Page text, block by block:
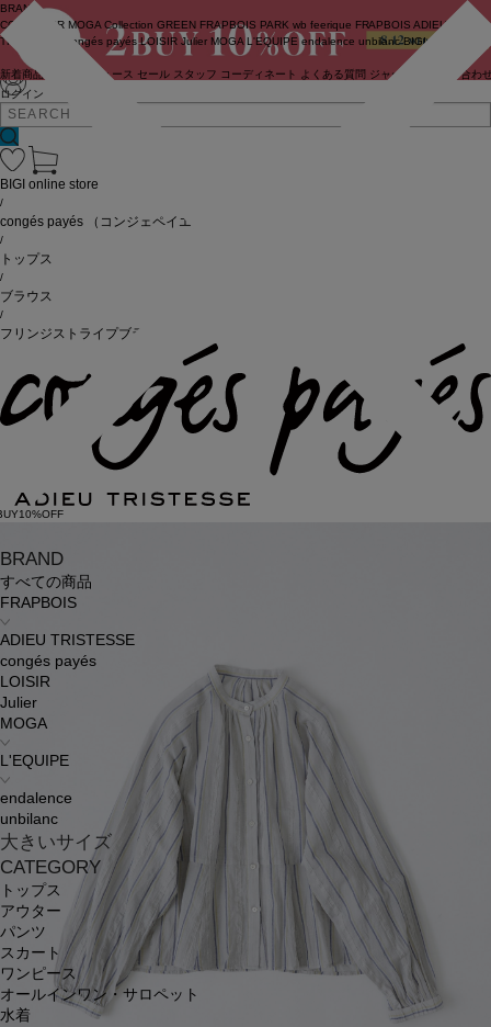
ログイン
BRAND
COUTURIER MOGA Collection GREEN FRAPBOIS PARK wb feerique FRAPBOIS ADIEU
TRISTESSE
congés payés LOISIR Julier MOGA L'EQUIPE endalence unbilanc BIGI online store
新着商品 ニュース セール スタッフ コーディネート よくある質問 ジャーナル お問い合わ
BRAND
すべての商品
FRAPBOIS
ADIEU TRISTESSE
congés payés
LOISIR
Julier
MOGA
L'EQUIPE
endalence
unbilanc
大きいサイズ
CATEGORY
トップス
アウター
パンツ
スカート
ワンピース
オールインワン・サロペット
水着
BIGI online store
/
congés payés （コンジェペイエ）
/
トップス
/
ブラウス
/
フリンジストライプブラウス